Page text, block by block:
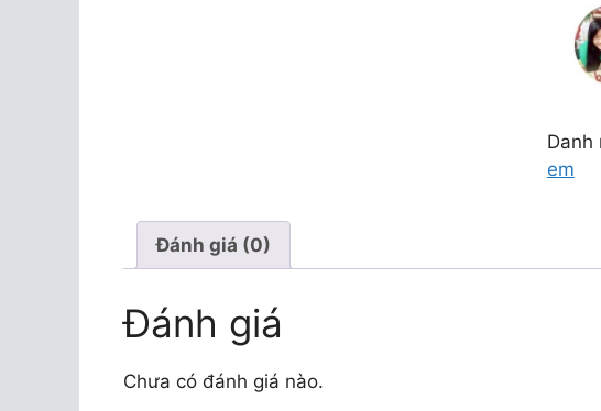
Danh
em
Đánh giá (0)
Đánh giá
Chưa có đánh giá nào.